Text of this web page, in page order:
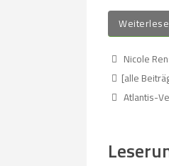
Nicole
[alle
Atlantis-